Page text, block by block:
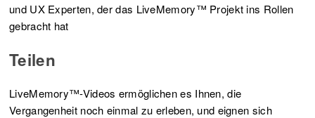
und UX Experten, der das LiveMemory™ Projekt ins Rollen
gebracht hat
Teilen
LiveMemory™-Videos ermöglichen es Ihnen, die
Vergangenheit noch einmal zu erleben, und eignen sich